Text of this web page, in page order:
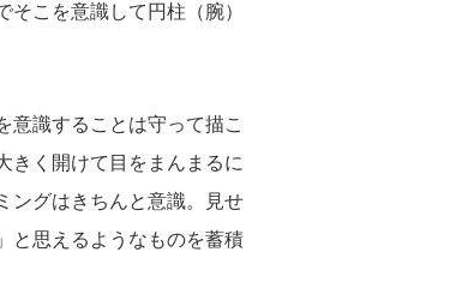
こを意識して円柱（腕）
意識することは守って描こ
きく開けて目をまんまるに
ングはきちんと意識。見せ
と思えるようなものを蓄積